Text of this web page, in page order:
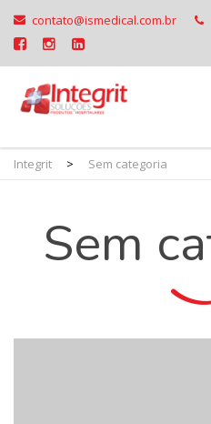
contato@ismedical.com.br
Integrit > Sem categoria
Sem